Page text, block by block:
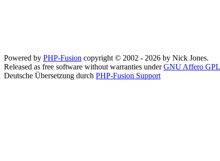
Powered by PHP-Fusion copyright © 2002 - 2026 by Nick Jones.
Released as free software without warranties underGNU Affero GPL
Deutsche Übersetzung durch PHP-Fusion Support